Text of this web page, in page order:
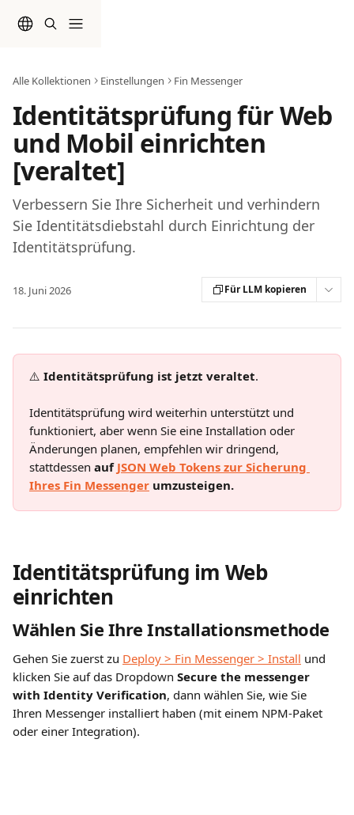
Alle Kollektionen Einstellungen Fin Messenger
Identitätsprüfung für Web
und Mobil einrichten
[veraltet]
Verbessern Sie Ihre Sicherheit und verhindern
Sie Identitätsdiebstahl durch Einrichtung der
Identitätsprüfung.
18. Juni 2026 Für LLM kopieren
⚠️ Identitätsprüfung ist jetzt veraltet.
Identitätsprüfung wird weiterhin unterstützt und
funktioniert, aber wenn Sie eine Installation oder
Änderungen planen, empfehlen wir dringend,
stattdessen auf JSON Web Tokens zur Sicherung
Ihres Fin Messenger umzusteigen.
Identitätsprüfung im Web
einrichten
Wählen Sie Ihre Installationsmethode
Gehen Sie zuerst zu Deploy > Fin Messenger > Install und
klicken Sie auf das Dropdown Secure the messenger
with Identity Verification, dann wählen Sie, wie Sie
Ihren Messenger installiert haben (mit einem NPM-Paket
oder einer Integration).